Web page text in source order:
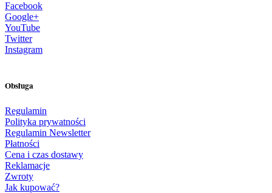
Facebook
Google+
YouTube
Twitter
Instagram
Obsługa
Regulamin
Polityka prywatności
Regulamin Newsletter
Płatności
Cena i czas dostawy
Reklamacje
Zwroty
Jak kupować?